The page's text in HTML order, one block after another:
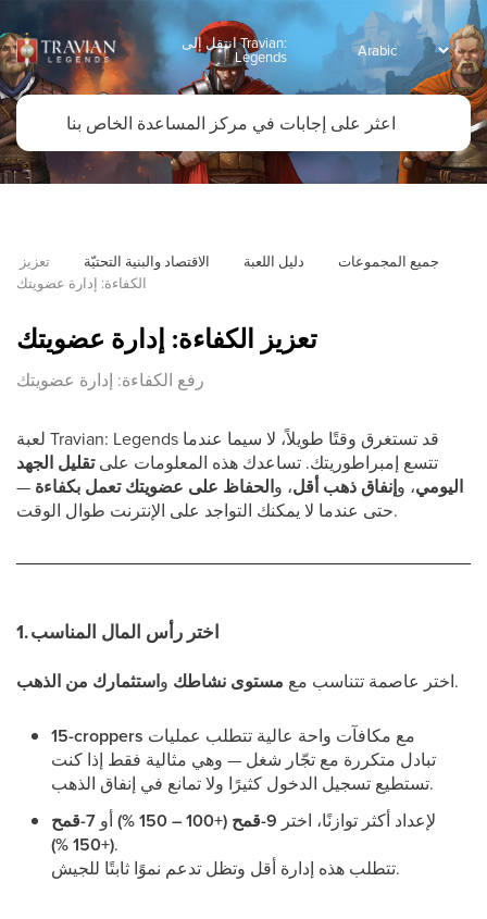
انتقل إلى Travian:
Legends
جميع المجموعات دليل اللعبة الاقتصاد والبنية التحتيّة
تعزيز
الكفاءة: إدارة عضويتك
تعزيز الكفاءة: إدارة عضويتك
رفع الكفاءة: إدارة عضويتك
لعبة Travian: Legends قد تستغرق وقتًا طويلاً، لا سيما عندما
تتسع إمبراطوريتك. تساعدك هذه المعلومات علىتقليل الجهد
اليومي، وإنفاق ذهب أقل، والحفاظ على عضويتك تعمل بكفاءة —
حتى عندما لا يمكنك التواجد على الإنترنت طوال الوقت.
1. اختر رأس المال المناسب
اختر عاصمة تتناسب مع مستوى نشاطك واستثمارك من الذهب .
15-croppers
تبادل متكررة مع تجّار شغل — وهي مثالية فقط إذا كنت
تستطيع تسجيل الدخول كثيرًا ولا تمانع في إنفاق الذهب.
لإعداد أكثر توازنًا، اختر 9-قمح (+100 – 150 %) أو
7-قمح
(+150 %).
تتطلب هذه إدارة أقل وتظل تدعم نموًا ثابتًا للجيش.